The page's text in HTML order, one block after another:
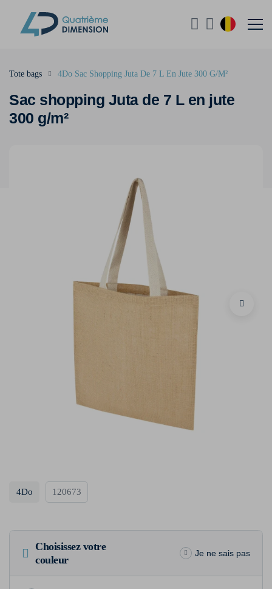
Sac shopping Juta de 7 L en jute
300 g/m²
Tote bags 4Do Sac Shopping Juta De 7 L En Jute 300 G/M²
4Do 120673
Choisissez votre
couleur
Je ne sais pas